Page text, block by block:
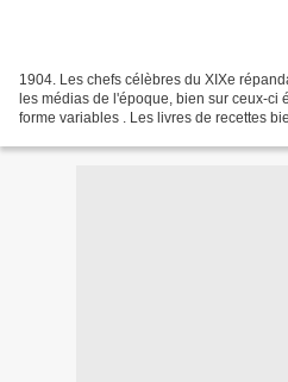
1904. Les chefs célèbres du XIXe
les médias de l'époque, bien sur ceux-ci
forme variables . Les livres de recettes